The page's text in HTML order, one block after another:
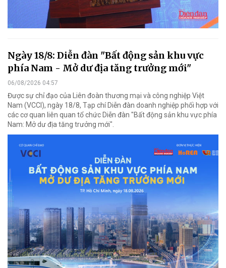
Ngày 18/8: Diễn đàn "Bất động sản khu vực
phía Nam - Mở dư địa tăng trưởng mới"
06/08/2026 04:57
Được sự chỉ đạo của Liên đoàn thương mại và công nghiệp Việt
Nam (VCCI), ngày 18/8, Tạp chí Diễn đàn doanh nghiệp phối hợp với
các cơ quan liên quan tổ chức Diễn đàn "Bất động sản khu vực phía
Nam: Mở dư địa tăng trưởng mới".